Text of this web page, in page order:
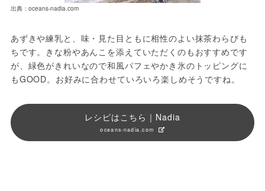
出典：oceans-nadia.com
あずきや練乳と、味・見た目ともに相性のよい抹茶わらびも
ちです。きな粉やあんこを添えていただくのもおすすめです
が、緑色がきれいなので和風パフェやかき氷のトッピングに
もGOOD。お好みに合わせていろいろ楽しめそうですね。
レシピはこちら｜Nadia
oceans-nadia.com